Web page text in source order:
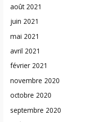
août 2021
juin 2021
mai 2021
avril 2021
février 2021
novembre 2020
octobre 2020
septembre 2020